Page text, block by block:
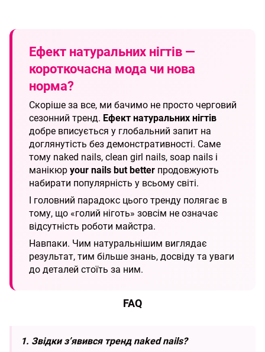
Ефект натуральних нігтів —
короткочасна мода чи нова
норма?
Скоріше за все, ми бачимо не просто черговий
сезонний тренд. Ефект натуральних нігтів
добре вписується у глобальний запит на
доглянутість без демонстративності. Саме
тому naked nails, clean girl nails, soap nails і
манікюр your nails but better продовжують
набирати популярність у всьому світі.
І головний парадокс цього тренду полягає в
тому, що «голий ніготь» зовсім не означає
відсутність роботи майстра.
Навпаки. Чим натуральнішим виглядає
результат, тим більше знань, досвіду та уваги
до деталей стоїть за ним.
FAQ
1. Звідки з’явився тренд naked nails?